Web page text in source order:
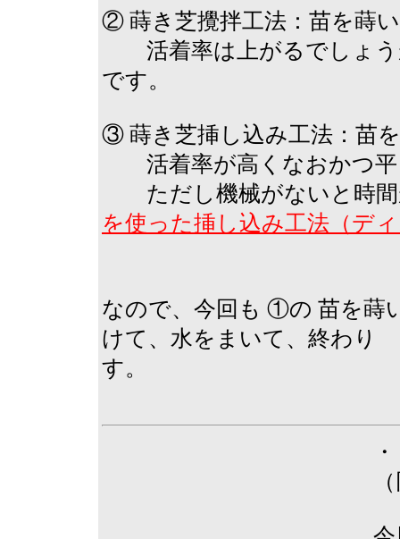
② 蒔き芝攪拌工法：苗を蒔
活着率は上がるでしょう
です。
③ 蒔き芝挿し込み工法：苗
活着率が高くなおかつ
ただし機械がないと時間
を使った挿し込み工法（デ
なので、今回も ①の 苗を蒔
けて、水をまいて、終わり
す。